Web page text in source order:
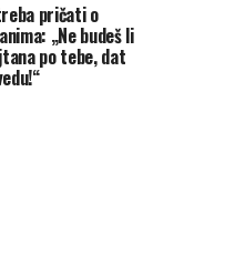
pričati o
„Ne budeš li
po tebe, dat